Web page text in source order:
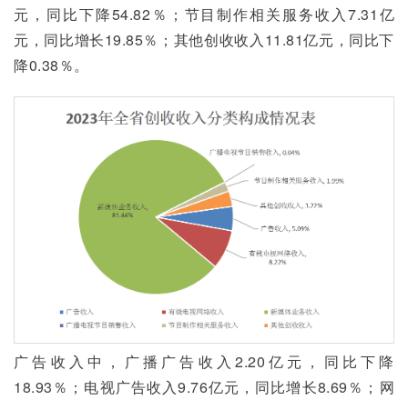
元，同比下降54.82％；节目制作相关服务收入7.31亿
元，同比增长19.85％；其他创收收入11.81亿元，同比下
降0.38％。
广告收入中，广播广告收入2.20亿元，同比下降
18.93％；电视广告收入9.76亿元，同比增长8.69％；网